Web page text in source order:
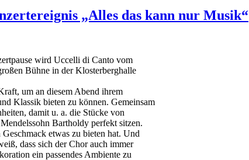
„Alles das kann nur Musik“
wird Uccelli di Canto vom
Bühne in der Klosterberghalle
um an diesem Abend ihrem
Klassik bieten zu können. Gemeinsam
damit u. a. die Stücke von
Bartholdy perfekt sitzen.
etwas zu bieten hat. Und
dass sich der Chor auch immer
ein passendes Ambiente zu